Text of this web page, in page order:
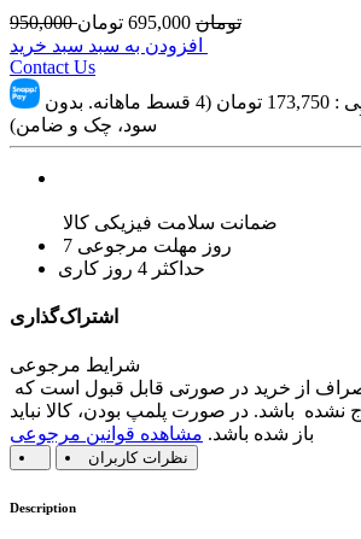
950,000 تومان 695,000 تومان
Contact Us
:
173,750
تومان (4 قسط ماهانه. بدون
سود، چک و ضامن)
ضمانت سلامت فیزیکی کالا
7 روز مهلت مرجوعی
حداکثر 4 روز کاری
اشتراک‌گذاری
شرایط مرجوعی
نشده باشد. در صورت پلمپ بودن، کالا نباید
باز شده باشد. مشاهده قوانین مرجوعی
نظرات کاربران
Description